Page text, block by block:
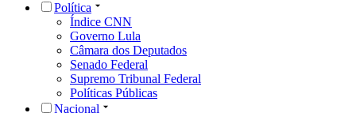
Política
Índice CNN
Governo Lula
Câmara dos Deputados
Senado Federal
Supremo Tribunal Federal
Políticas Públicas
Nacional